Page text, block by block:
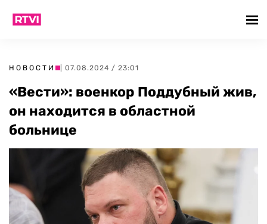
НОВОСТИ | 07.08.2024 / 23:01
«Вести»: военкор Поддубный жив,
он находится в областной
больнице